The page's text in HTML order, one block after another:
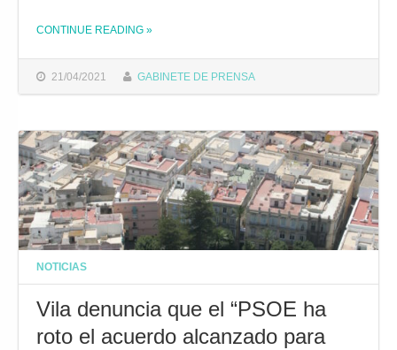
21/04/2021 GABINETE DE PRENSA
CONTINUE READING THE "GONZÁLEZ: “EL FALLO DEL TSJA VUELVE A AVALAR LA GESTIÓN PARA LA MUNICIPALIZACIÓN DE LOS SERVICIOS DE PLAYA”"
»
NOTICIAS
Vila denuncia que el “PSOE ha
roto el acuerdo alcanzado para